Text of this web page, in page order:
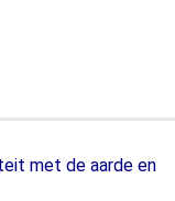
met de aarde en